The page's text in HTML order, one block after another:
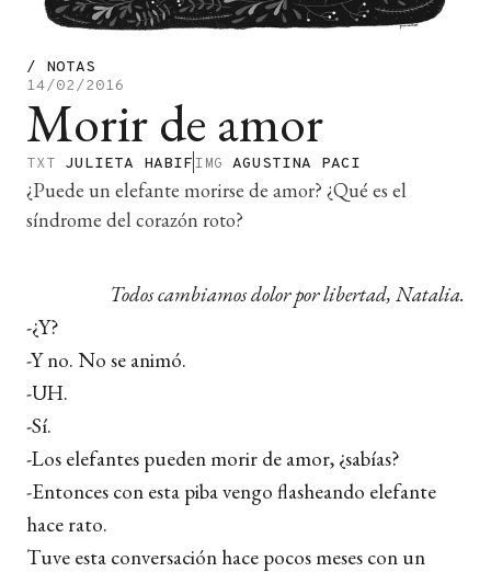
/ NOTAS
14/02/2016
Morir de amor
TXT JULIETA HABIFIMG AGUSTINA PACI
¿Puede un elefante morirse de amor? ¿Qué es el
síndrome del corazón roto?
Todos cambiamos dolor por libertad, Natalia.
-¿Y?
-Y no. No se animó.
-UH.
-Sí.
-Los elefantes pueden morir de amor, ¿sabías?
-Entonces con esta piba vengo flasheando elefante
hace rato.
Tuve esta conversación hace pocos meses con un